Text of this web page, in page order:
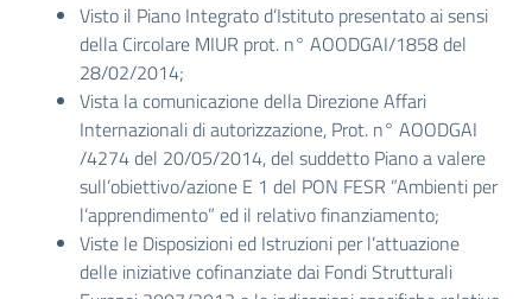
Visto il Piano Integrato d’Istituto presentato ai sensi
della Circolare MIUR prot. n° AOODGAI/1858 del
28/02/2014;
Vista la comunicazione della Direzione Affari
Internazionali di autorizzazione, Prot. n° AOODGAI
/4274 del 20/05/2014, del suddetto Piano a valere
sull’obiettivo/azione E 1 del PON FESR ”Ambienti per
l’apprendimento” ed il relativo finanziamento;
Viste le Disposizioni ed Istruzioni per l’attuazione
delle iniziative cofinanziate dai Fondi Strutturali